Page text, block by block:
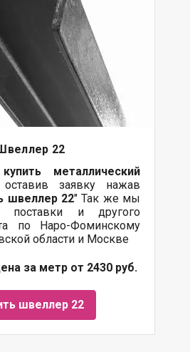
22
купить металлический
оставив заявку нажав
швеллер 22" Так же мы
поставки и другого
по Наро-Фоминскому
области и Москве
за метр от 2430 руб.
швеллер 22